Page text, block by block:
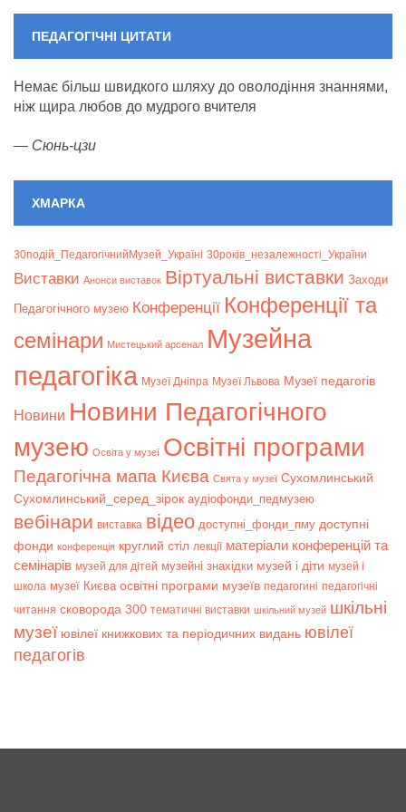
ПЕДАГОГІЧНІ ЦИТАТИ
Немає більш швидкого шляху до оволодіння знаннями,
ніж щира любов до мудрого вчителя
— Сюнь-цзи
ХМАРКА
30подій_ПедагогічнийМузей_Україні 30років_незалежності_України
Bиставки Анонси виставок Віртуальні виставки Заходи
Педагогічного музею Конференції Конференції та
семінари Мистецький арсенал Музейна
педагогіка Музеї Дніпра Музеї Львова Музеї педагогів
Новини Новини Педагогічного
музею Освіта у музеї Освітні програми
Педагогічна мапа Києва Свята у музеї Сухомлинський
Сухомлинський_серед_зірок аудіофонди_педмузею
вебінари виставка відео доступні_фонди_пму доступні
фонди конференція круглий стіл лекції матеріали конференцій та
семінарів музей для дітей музейні знахідки музей і діти музей і
школа музеї Києва освітні програми музеїв педагогині педагогічні
читання сковорода 300 тематичні виставки шкільний музей шкільні
музеї ювілеї книжкових та періодичних видань ювілеї
педагогів